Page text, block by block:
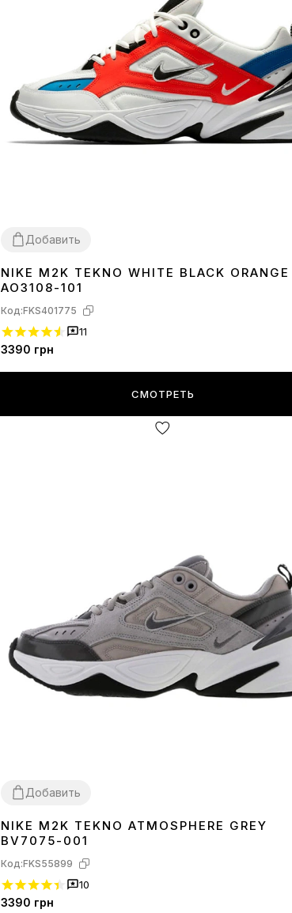
Добавить
3637 38 40
NIKE M2K TEKNO WHITE BLACK ORANGE
AO3108-101
Код:FKS401775
11
3390 грн
СМОТРЕТЬ
Добавить
36
NIKE M2K TEKNO ATMOSPHERE GREY
BV7075-001
Код:FKS55899
10
3390 грн